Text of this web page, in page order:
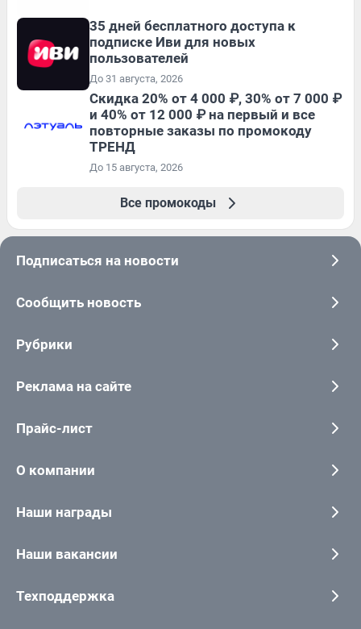
35 дней бесплатного доступа к
подписке Иви для новых
пользователей
До 31 августа, 2026
Скидка 20% от 4 000 ₽, 30% от 7 000 ₽
и 40% от 12 000 ₽ на первый и все
повторные заказы по промокоду
ТРЕНД
До 15 августа, 2026
Все промокоды
Подписаться на новости
Сообщить новость
Рубрики
Реклама на сайте
Прайс-лист
О компании
Наши награды
Наши вакансии
Техподдержка